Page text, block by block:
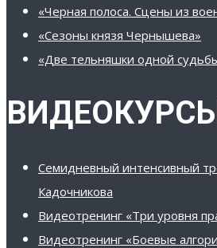
«Черная полоса. Сцены из
«Сезоны князя Чернышева»
«Две тельняшки одной
Семидневный интенсивный
Кадочникова
Видеотренинг «Три уровня
Видеотренинг «Боевые